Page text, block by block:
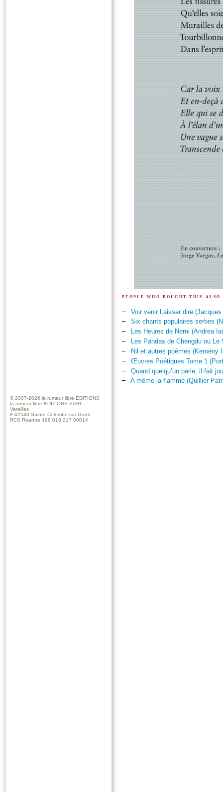
people who bought this also
Voir venir Laisser dire (Jacques
Six chants populaires serbes
Les Heures de Nemi (Andrea
Les Pandas de Chengdu ou
Nil et autres poèmes (Kemény
Œuvres Poétiques Tome 1
Quand quelqu’un parle, il fait
A même la flamme (Quillier
© 2007-2026 la rumeur libre EDITIONS
la rumeur libre EDITIONS SARL
Vareilles
F-42540 Sainte-Colombe-sur-Gand
RCS Roanne 498 018 217 00014